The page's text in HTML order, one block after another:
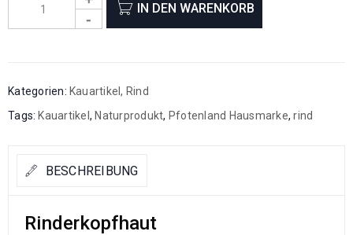
IN DEN WARENKORB
Kategorien: Kauartikel, Rind
Tags: Kauartikel , Naturprodukt, Pfotenland Hausmarke,rind
BESCHREIBUNG
Rinderkopfhaut